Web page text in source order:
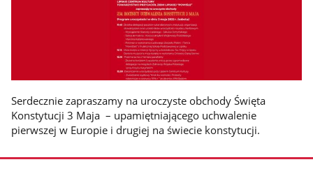
Serdecznie zapraszamy na uroczyste obchody Święta
Konstytucji 3 Maja – upamiętniającego uchwalenie
pierwszej w Europie i drugiej na świecie konstytucji.